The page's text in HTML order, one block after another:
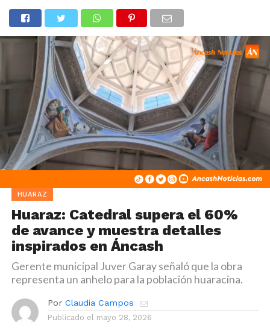
HUARAZ
Huaraz: Catedral supera el 60%
de avance y muestra detalles
inspirados en Áncash
Gerente municipal Juver Garay señaló que la obra
representa un anhelo para la población huaracina.
Por Claudia Campos
Publicado el mayo 28, 2026